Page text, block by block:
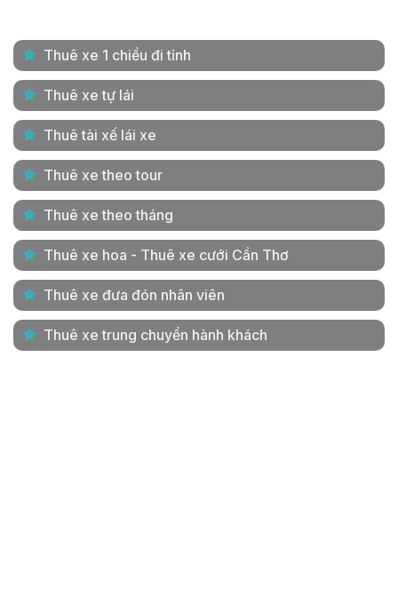
Thuê xe 1 chiều đi tỉnh
Thuê xe tự lái
Thuê tài xế lái xe
Thuê xe theo tour
Thuê xe theo tháng
Thuê xe hoa - Thuê xe cưới Cần Thơ
Thuê xe đưa đón nhân viên
Thuê xe trung chuyển hành khách